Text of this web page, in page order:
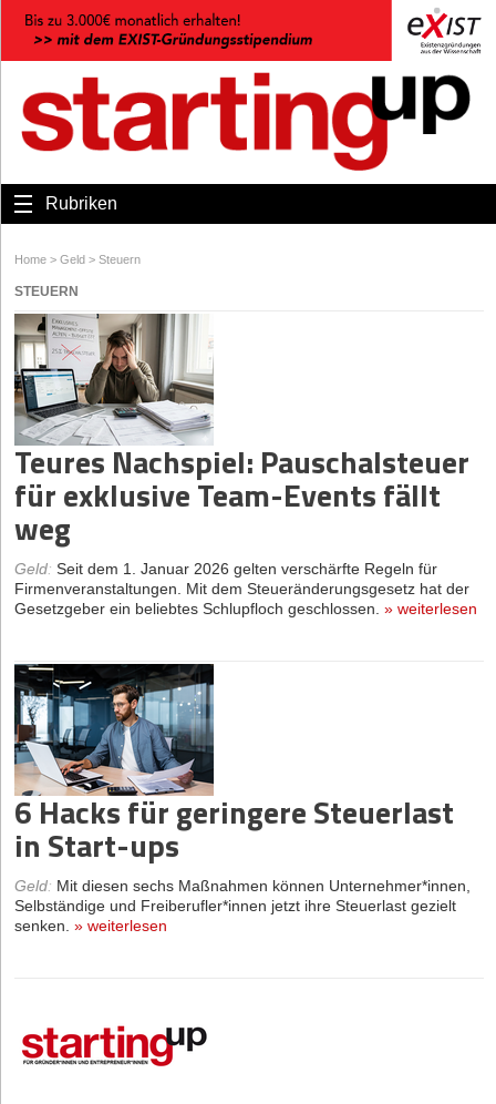
Rubriken
Home > Geld > Steuern
STEUERN
Teures Nachspiel: Pauschalsteuer
für exklusive Team-Events fällt
weg
Geld: Seit dem 1. Januar 2026 gelten verschärfte Regeln für
Firmenveranstaltungen. Mit dem Steueränderungsgesetz hat der
Gesetzgeber ein beliebtes Schlupfloch geschlossen. » weiterlesen
6 Hacks für geringere Steuerlast
in Start-ups
Geld: Mit diesen sechs Maßnahmen können Unternehmer*innen,
Selbständige und Freiberufler*innen jetzt ihre Steuerlast gezielt
senken. » weiterlesen